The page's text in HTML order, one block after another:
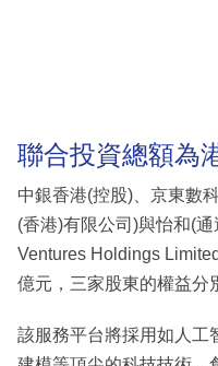
聯合投資總額為
中銀香港(控股)、京東數
(香港)有限公司)與怡和(
Ventures Holdings
億元，三家股東的權益分
該服務平台將採用如人工